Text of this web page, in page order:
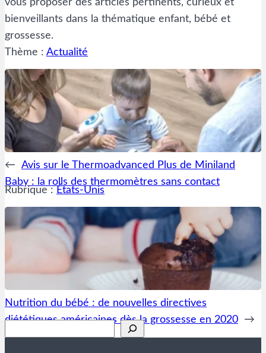
vous proposer des articles pertinents, curieux et
bienveillants dans la thématique enfant, bébé et
grossesse.
Thème : Actualité
←
Avis sur le Thermoadvanced Plus de Miniland
Baby : la rolls des thermomètres sans contact
Rubrique : États-Unis
Nutrition du bébé : de nouvelles directives
diététiques américaines dès la grossesse en 2020
→